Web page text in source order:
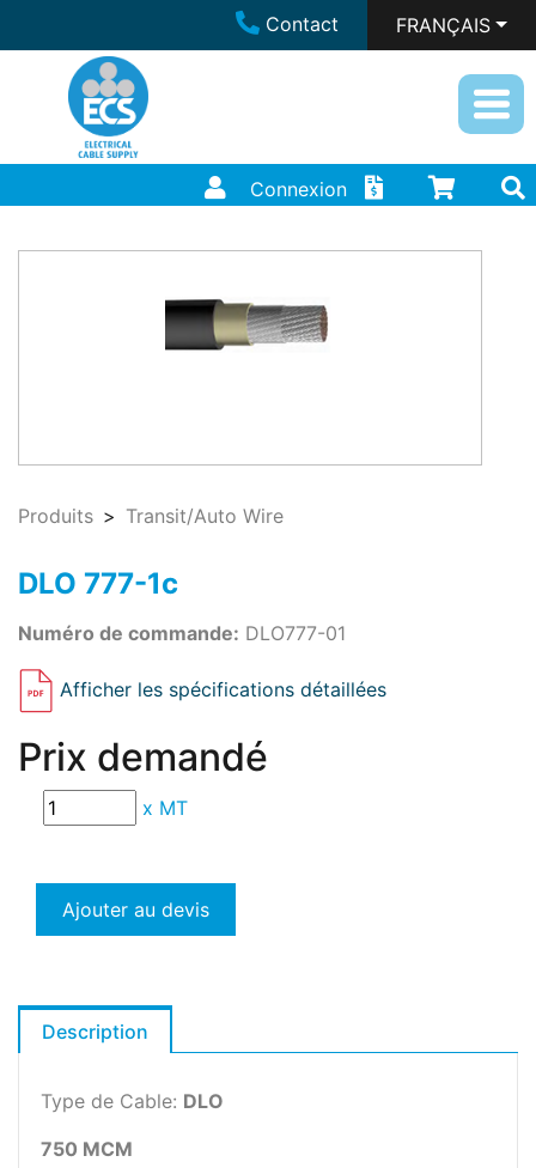
Contact FRANÇAIS
Connexion
Produits Transit/Auto Wire
DLO 777-1c
Numéro de commande: DLO777-01
Afficher les spécifications détaillées
Prix demandé
x MT
Ajouter au devis
Description
Type de Cable: DLO
750 MCM